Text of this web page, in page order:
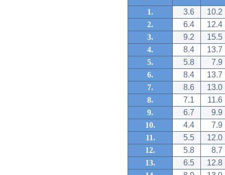
1. 3.6
10.2
2.
6.4
12.4
3.
9.2
15.5
4.
8.4
13.7
5.
5.8
7.9
6.
8.4
13.7
7.
8.6
13.0
8.
7.1
11.6
9.
6.7
9.9
10.
4.4
7.9
11.
5.5
12.0
12.
5.8
8.7
13.
6.5
12.8